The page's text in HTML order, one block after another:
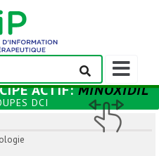
Afficher/
la
barre
de
navigation
ACTIF:MINOXIDIL
DCI